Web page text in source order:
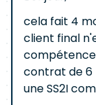
cela fait 4
client final
contrat de 6
une SS2I